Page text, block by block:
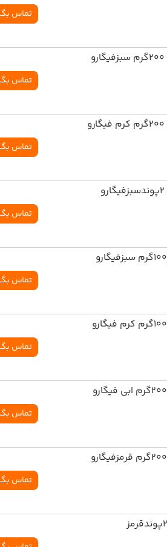
تماس
تماس
تماس
تماس
تماس
تماس
تماس
تماس